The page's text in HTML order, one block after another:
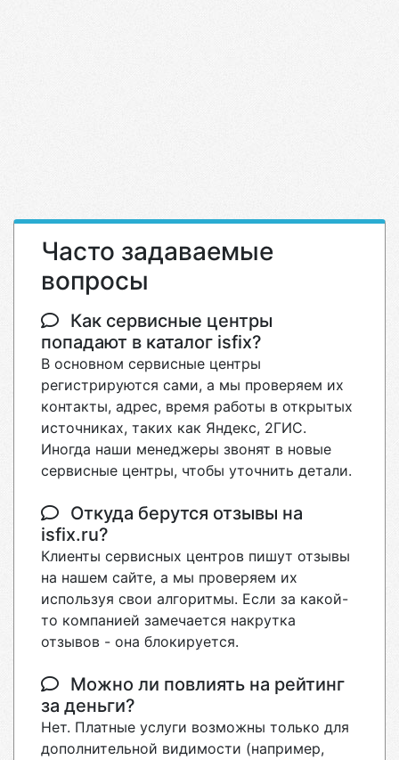
Часто задаваемые
вопросы
Как сервисные центры
попадают в каталог isfix?
В основном сервисные центры
регистрируются сами, а мы проверяем их
контакты, адрес, время работы в открытых
источниках, таких как Яндекс, 2ГИС.
Иногда наши менеджеры звонят в новые
сервисные центры, чтобы уточнить детали.
Откуда берутся отзывы на
isfix.ru?
Клиенты сервисных центров пишут отзывы
на нашем сайте, а мы проверяем их
используя свои алгоритмы. Если за какой-
то компанией замечается накрутка
отзывов - она блокируется.
Можно ли повлиять на рейтинг
за деньги?
Нет. Платные услуги возможны только для
дополнительной видимости (например,